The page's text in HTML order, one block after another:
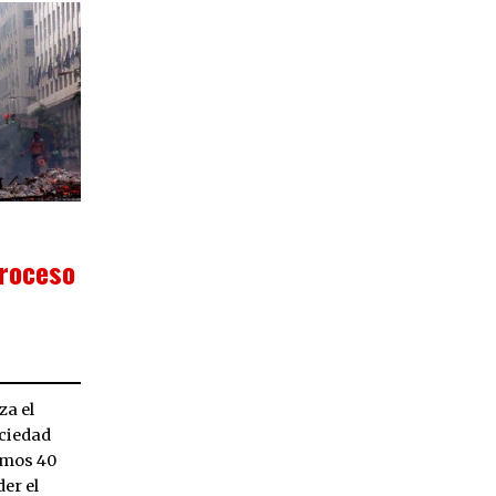
el
40
el